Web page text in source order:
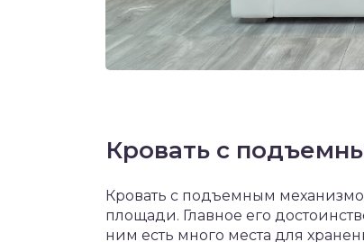
Кровать с
Кровать с подъемным
площади. Главное его
ним есть много места для